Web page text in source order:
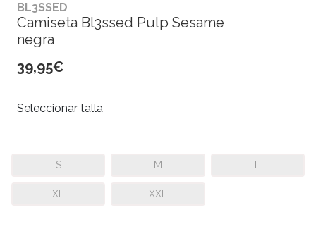
BL3SSED
Camiseta Bl3ssed Pulp Sesame
negra
39,95€
Seleccionar talla
S M L
XL XXL